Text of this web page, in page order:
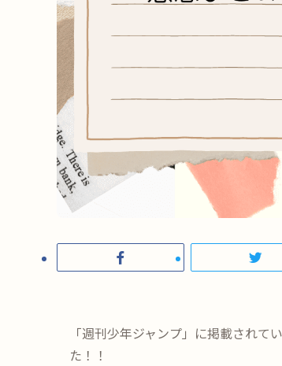
「週刊少年ジャンプ」に掲載されて
た！！